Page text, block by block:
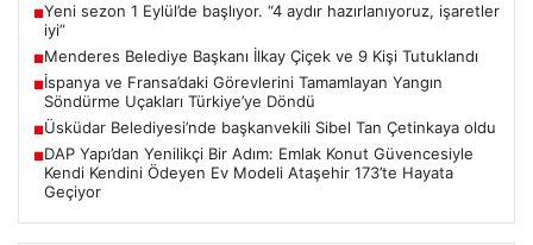
■Yeni sezon 1 Eylül’de başlıyor. “4 aydır hazırlanıyoruz, işaretler
iyi”
■Menderes Belediye Başkanı İlkay Çiçek ve 9 Kişi Tutuklandı
■İspanya ve Fransa’daki Görevlerini Tamamlayan Yangın
Söndürme Uçakları Türkiye’ye Döndü
■Üsküdar Belediyesi’nde başkanvekili Sibel Tan Çetinkaya oldu
■DAP Yapı’dan Yenilikçi Bir Adım: Emlak Konut Güvencesiyle
Kendi Kendini Ödeyen Ev Modeli Ataşehir 173’te Hayata
Geçiyor